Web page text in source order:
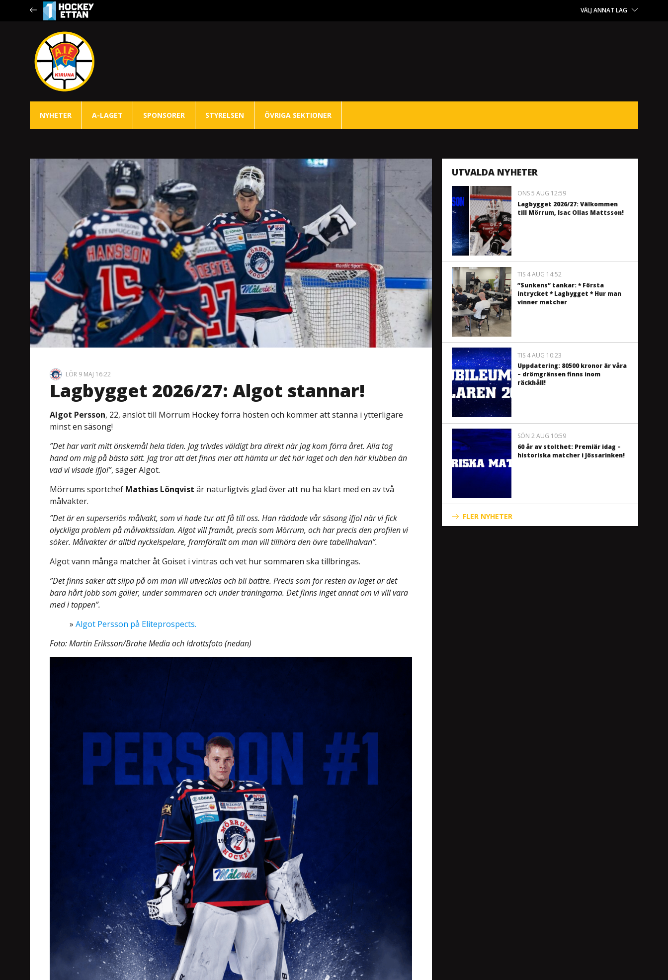
VÄLJ ANNAT LAG
NYHETER A-LAGET SPONSORER STYRELSEN ÖVRIGA SEKTIONER
LÖR 9 MAJ 16:22
Lagbygget 2026/27: Algot stannar!
Algot Persson, 22, anslöt till Mörrum Hockey förra hösten och kommer att stanna i ytterligare
minst en säsong!
”Det har varit mitt önskemål hela tiden. Jag trivdes väldigt bra direkt när jag kom förra året. Alla tog
hand om mig på bästa sätt. Jag tror att det finns mer att hämta ur det här laget och den här klubben än
vad vi visade ifjol”, säger Algot.
Mörrums sportchef Mathias Lönqvist är naturligtvis glad över att nu ha klart med en av två
målvakter.
”Det är en superseriös målvakt, som vi hade tur att få till oss. Han räddade vår säsong ifjol när vi fick
olyckliga problem på målvaktssidan. Algot vill framåt, precis som Mörrum, och har precis den profilen vi
söker. Målvakter är alltid nyckelspelare, framförallt om man vill tillhöra den övre tabellhalvan”.
Algot vann många matcher åt Goiset i vintras och vet hur sommaren ska tillbringas.
”Det finns saker att slipa på om man vill utvecklas och bli bättre. Precis som för resten av laget är det
bara hårt jobb som gäller, under sommaren och under träningarna. Det finns inget annat om vi vill vara
med i toppen”.
»Algot Persson på Eliteprospects.
Foto: Martin Eriksson/Brahe Media och Idrottsfoto (nedan)
UTVALDA NYHETER
ONS 5 AUG 12:59
Lagbygget 2026/27: Välkommen
till Mörrum, Isac Ollas Mattsson!
TIS 4 AUG 14:52
”Sunkens” tankar: * Första
intrycket * Lagbygget * Hur man
vinner matcher
TIS 4 AUG 10:23
Uppdatering: 80500 kronor är våra
– drömgränsen finns inom
räckhåll!
SÖN 2 AUG 10:59
60 år av stolthet: Premiär idag –
historiska matcher i Jössarinken!
FLER NYHETER